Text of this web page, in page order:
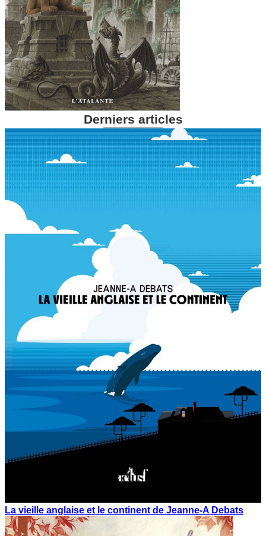
Derniers articles
La vieille anglaise et le continent de Jeanne-A Debats